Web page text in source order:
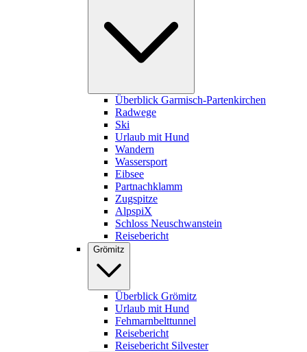
Überblick Garmisch-Partenkirchen
Radwege
Ski
Urlaub mit Hund
Wandern
Wassersport
Eibsee
Partnachklamm
Zugspitze
AlpspiX
Schloss Neuschwanstein
Reisebericht
Grömitz
Überblick Grömitz
Urlaub mit Hund
Fehmarnbelttunnel
Reisebericht
Reisebericht Silvester